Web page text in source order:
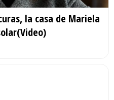
la casa de Mariela